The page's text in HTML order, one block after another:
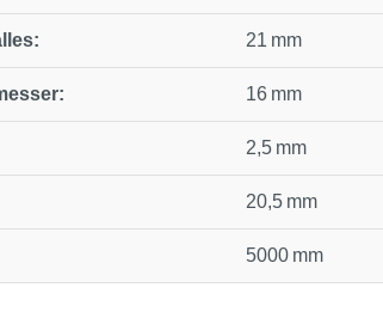
21 mm
16 mm
2,5 mm
20,5 mm
5000 mm